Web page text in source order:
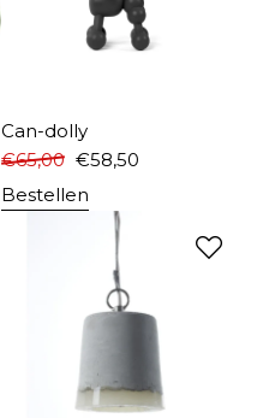
Can-dolly
€65,00 €58,50
Bestellen